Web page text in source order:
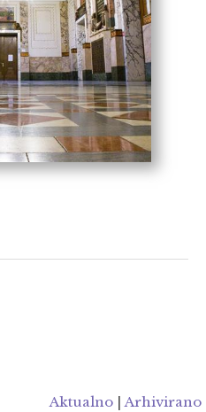
Aktualno |Arhivirano